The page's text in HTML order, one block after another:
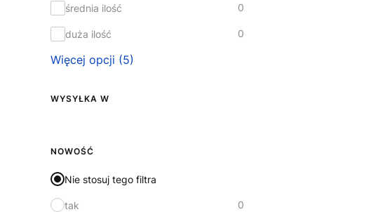
średnia ilość 0
duża ilość 0
Więcej opcji (5)
WYSYŁKA W
NOWOŚĆ
Nie stosuj tego filtra
tak 0